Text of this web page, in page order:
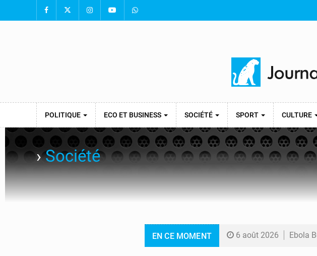
POLITIQUE ECO ET BUSINESS SOCIÉTÉ SPORT CULTURE
›Société
EN CE MOMENT 6 août 2026 Ebola